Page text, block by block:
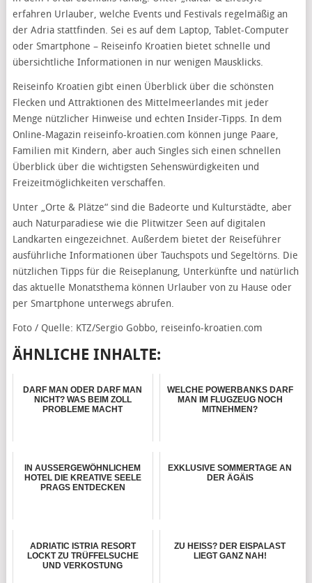
erfahren Urlauber, welche Events und Festivals regelmäßig an
der Adria stattfinden. Sei es auf dem Laptop, Tablet-Computer
oder Smartphone – Reiseinfo Kroatien bietet schnelle und
übersichtliche Informationen in nur wenigen Mausklicks.
Reiseinfo Kroatien gibt einen Überblick über die schönsten
Flecken und Attraktionen des Mittelmeerlandes mit jeder
Menge nützlicher Hinweise und echten Insider-Tipps. In dem
Online-Magazin reiseinfo-kroatien.com können junge Paare,
Familien mit Kindern, aber auch Singles sich einen schnellen
Überblick über die wichtigsten Sehenswürdigkeiten und
Freizeitmöglichkeiten verschaffen.
Unter „Orte & Plätze“ sind die Badeorte und Kulturstädte, aber
auch Naturparadiese wie die Plitwitzer Seen auf digitalen
Landkarten eingezeichnet. Außerdem bietet der Reiseführer
ausführliche Informationen über Tauchspots und Segeltörns. Die
nützlichen Tipps für die Reiseplanung, Unterkünfte und natürlich
das aktuelle Monatsthema können Urlauber von zu Hause oder
per Smartphone unterwegs abrufen.
Foto / Quelle: KTZ/Sergio Gobbo, reiseinfo-kroatien.com
ÄHNLICHE INHALTE:
DARF MAN ODER DARF MAN
NICHT? WAS BEIM ZOLL
PROBLEME MACHT
WELCHE POWERBANKS DARF
MAN IM FLUGZEUG NOCH
MITNEHMEN?
IN AUSSERGEWÖHNLICHEM
HOTEL DIE KREATIVE SEELE
PRAGS ENTDECKEN
EXKLUSIVE SOMMERTAGE AN
DER ÄGÄIS
ADRIATIC ISTRIA RESORT
LOCKT ZU TRÜFFELSUCHE
UND VERKOSTUNG
ZU HEISS? DER EISPALAST L
IEGT GANZ NAH!